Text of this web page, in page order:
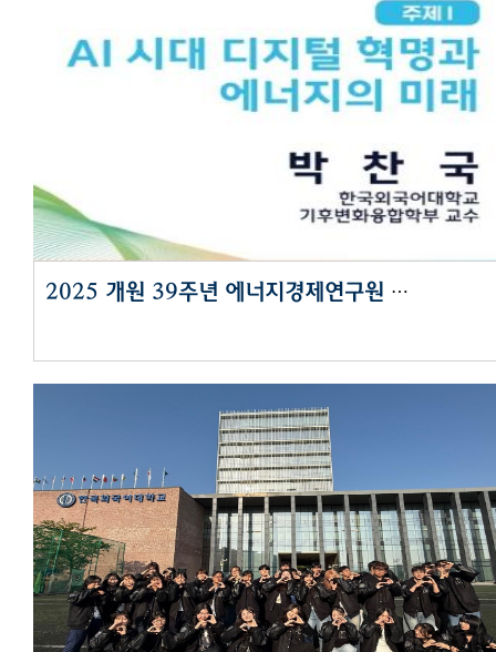
2025 개원 39주년 에너지경제연구원 연례정책세미나 - AI 시대 디지털 혁명과 에너지의